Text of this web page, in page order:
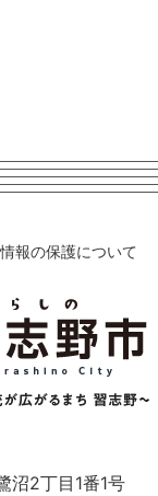
報の保護について
沼2丁目1番1号